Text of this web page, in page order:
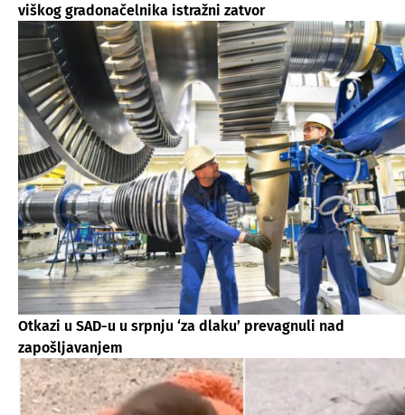
viškog gradonačelnika istražni zatvor
Otkazi u SAD-u u srpnju ‘za dlaku’ prevagnuli nad
zapošljavanjem